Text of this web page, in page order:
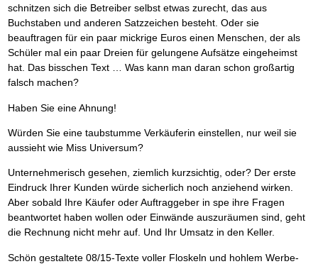
schnitzen sich die Betreiber selbst etwas zurecht, das aus
Buchstaben und anderen Satzzeichen besteht. Oder sie
beauftragen für ein paar mickrige Euros einen Menschen, der als
Schüler mal ein paar Dreien für gelungene Aufsätze eingeheimst
hat. Das bisschen Text … Was kann man daran schon großartig
falsch machen?
Haben Sie eine Ahnung!
Würden Sie eine taubstumme Verkäuferin einstellen, nur weil sie
aussieht wie Miss Universum?
Unternehmerisch gesehen, ziemlich kurzsichtig, oder? Der erste
Eindruck Ihrer Kunden würde sicherlich noch anziehend wirken.
Aber sobald Ihre Käufer oder Auftraggeber in spe ihre Fragen
beantwortet haben wollen oder Einwände auszuräumen sind, geht
die Rechnung nicht mehr auf. Und Ihr Umsatz in den Keller.
Schön gestaltete 08/15-Texte voller Floskeln und hohlem Werbe-